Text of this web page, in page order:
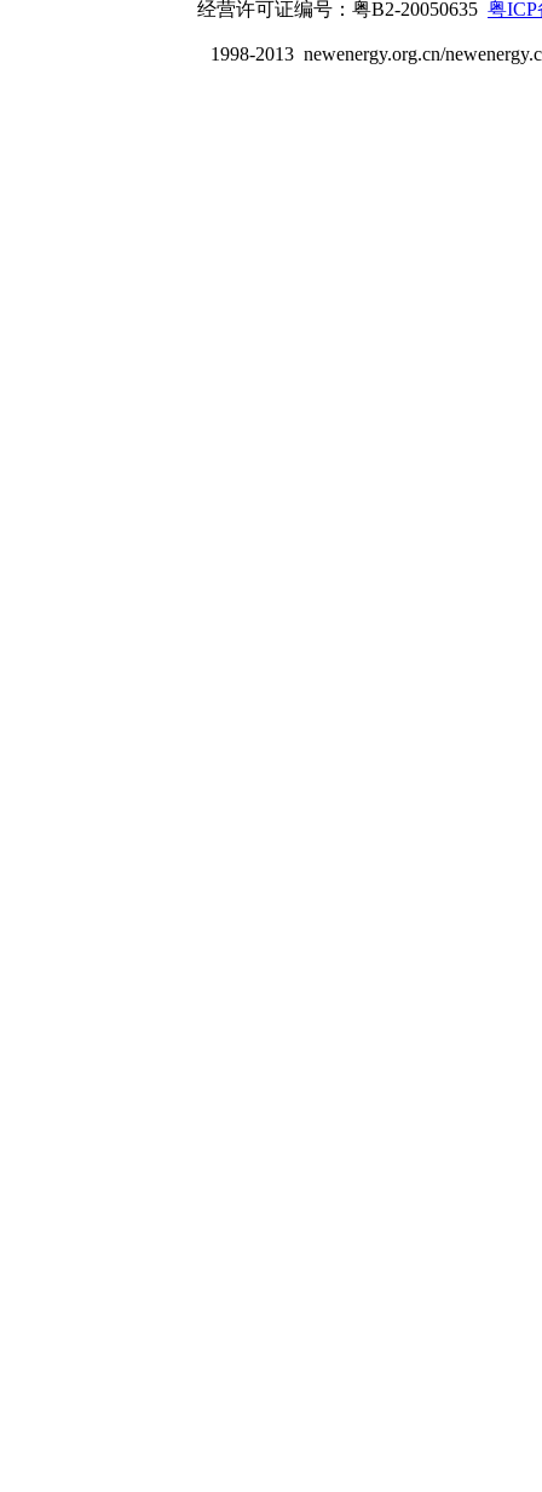
经营许可证编号：粤B2-20050635 粤ICP
1998-2013 newenergy.org.cn/